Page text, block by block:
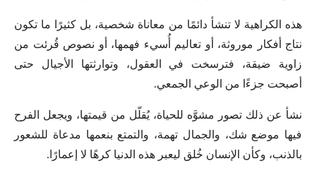
هذه الكراهية لا تنشأ دائمًا من معاناة شخصية، بل كثيرًا ما تكون
نتاج أفكار موروثة، أو تعاليم أُسيء فهمها، أو نصوص قُرئت من
زاوية ضيقة، فترسخت في العقول، وتوارثتها الأجيال حتى
أصبحت جزءًا من الوعي الجمعي.
نشأ عن ذلك تصور مشوَّه للحياة، يُقلّل من قيمتها، ويجعل الفرح
فيها موضع شك، والجمال تهمة، والتمتع بنعمها مدعاة للشعور
بالذنب، وكأن الإنسان خُلق ليعبر هذه الدنيا كرهًا لا إعمارًا.